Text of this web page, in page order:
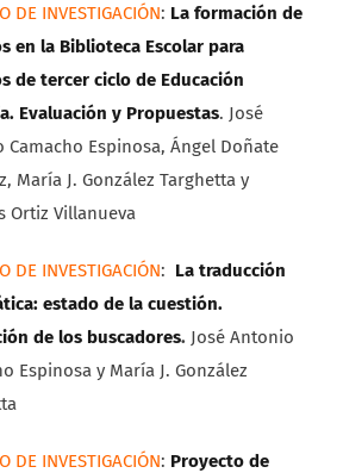
DE INVESTIGACIÓN: La formación de
en la Biblioteca Escolar para
de tercer ciclo de Educación
Evaluación y Propuestas. José
Camacho Espinosa, Ángel Doñate
María J. González Targhetta y
Ortiz Villanueva
DE INVESTIGACIÓN: La traducción
estado de la cuestión.
de los buscadores. José Antonio
Espinosa y María J. González
DE INVESTIGACIÓN: Proyecto de